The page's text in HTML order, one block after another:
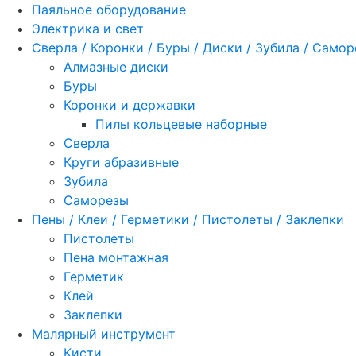
Паяльное оборудование
Электрика и свет
Сверла / Коронки / Буры / Диски / Зубила /
Алмазные диски
Буры
Коронки и державки
Пилы кольцевые наборные
Сверла
Круги абразивные
Зубила
Саморезы
Пены / Клеи / Герметики / Пистолеты / Заклепки
Пистолеты
Пена монтажная
Герметик
Клей
Заклепки
Малярный инструмент
Кисти